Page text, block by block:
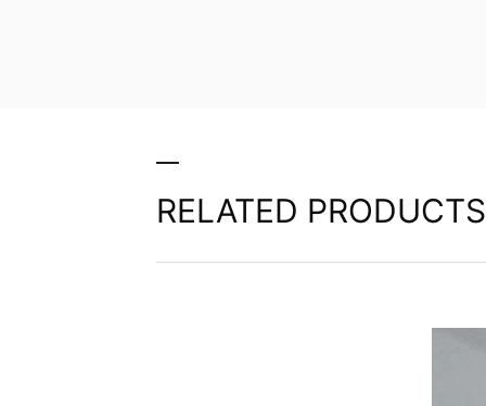
RELATED PRODUCTS